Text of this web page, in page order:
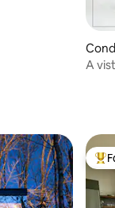
A
apreciados